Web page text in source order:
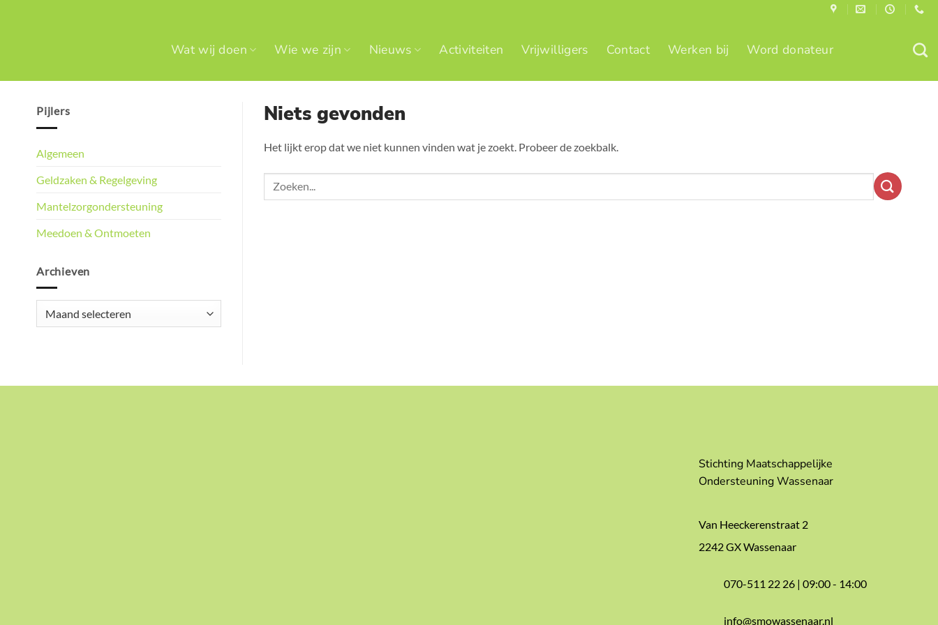
Wat wij doen Wie we zijn Nieuws Activiteiten Vrijwilligers Contact Werken bij Word donateur
Pijlers
Algemeen
Geldzaken & Regelgeving
Mantelzorgondersteuning
Meedoen & Ontmoeten
Archieven
Niets gevonden
Het lijkt erop dat we niet kunnen vinden wat je zoekt. Probeer de zoekbalk.
Stichting Maatschappelijke
Ondersteuning Wassenaar
Van Heeckerenstraat 2
2242 GX Wassenaar
070-511 22 26 |09:00 - 14:00
info@smowassenaar.nl